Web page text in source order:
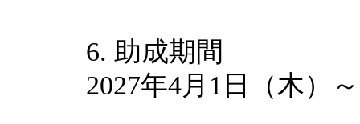
6. 助成期間
2027年4月1日（木）